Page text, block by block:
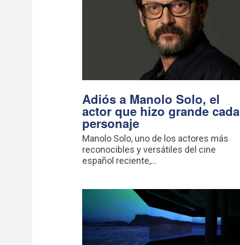
Adiós a Manolo Solo, el
actor que hizo grande cada
personaje
Manolo Solo, uno de los actores más
reconocibles y versátiles del cine
español reciente,...